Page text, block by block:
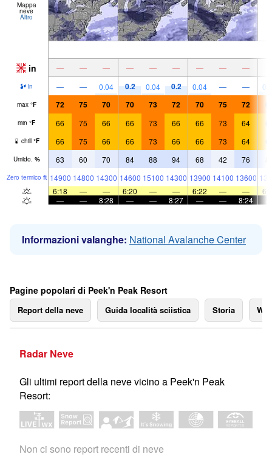
Mappa
neve
Altro
in — — — — — — — — —
in — — 0.04 0.2 0.04 0.2 0.04 — —
max °F 72 75 70 70 73 72 70 75 72
min °F 66 75 66 66 73 66 66 73 64
chill °F 66 75 66 66 73 66 66 73 64
Umido. % 63 60 70 84 88 94 68 42 76
Zero termico ft 14900 14800 14300 14600 15100 14300 13900 14100 13600
6:18
— — 6:20 — — 6:22 — —
—
— 8:28 — — 8:27 — — 8:24
Informazioni valanghe: National Avalanche Center
Pagine popolari di Peek'n Peak Resort
Report della neve Guida località sciistica Storia
Radar Neve
Gli ultimi report della neve vicino a Peek'n Peak
Resort:
Non ci sono report recenti di neve